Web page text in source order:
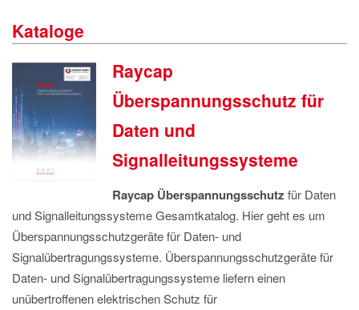
DATENSCHUTZ
Kataloge
Raycap
Überspannungsschutz für
Daten und
Signalleitungssysteme
Raycap Überspannungsschutz für Daten
und Signalleitungssysteme Gesamtkatalog. Hier geht es um
Überspannungsschutzgeräte für Daten- und
Signalübertragungssysteme. Überspannungsschutzgeräte für
Daten- und Signalübertragungssysteme liefern einen
unübertroffenen elektrischen Schutz für